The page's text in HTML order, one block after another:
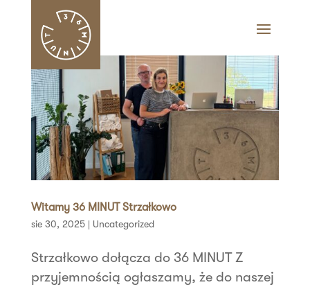
Witamy 36 MINUT Strzałkowo
sie 30, 2025| Uncategorized
Strzałkowo dołącza do 36 MINUT Z
przyjemnością ogłaszamy, że do naszej